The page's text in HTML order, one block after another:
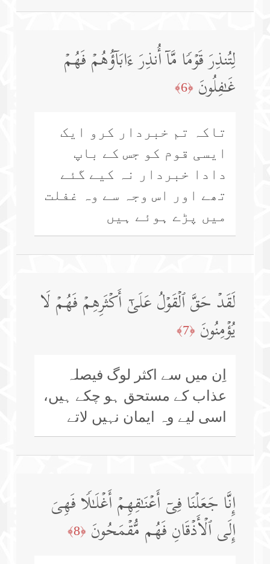
لِتُنذِرَ قَوۡمࣰا مَّاۤ أُنذِرَ ءَابَاۤؤُهُمۡ فَهُمۡ
غَـٰفِلُونَ ﴿6﴾
تاکہ تم خبردار کرو ایک
ایسی قوم کو جس کے باپ
دادا خبردار نہ کیے گئے
تھے اور اس وجہ سے وہ غفلت
میں پڑے ہوئے ہیں
لَقَدۡ حَقَّ ٱلۡقَوۡلُ عَلَىٰۤ أَكۡثَرِهِمۡ فَهُمۡ لَا
یُؤۡمِنُونَ ﴿7﴾
اِن میں سے اکثر لوگ فیصلہ
عذاب کے مستحق ہو چکے ہیں،
اسی لیے وہ ایمان نہیں لاتے
إِنَّا جَعَلۡنَا فِیۤ أَعۡنَـٰقِهِمۡ أَغۡلَـٰلࣰا فَهِیَ
إِلَى ٱلۡأَذۡقَانِ فَهُم مُّقۡمَحُونَ ﴿8﴾